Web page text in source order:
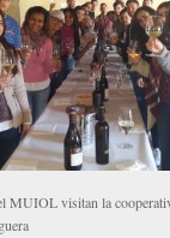
MUIOL visitan la